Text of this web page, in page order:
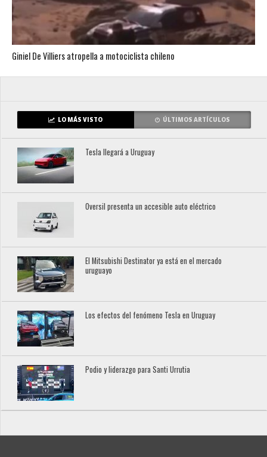
Giniel De Villiers atropella a motociclista chileno
LO MÁS VISTO ÚLTIMOS ARTÍCULOS
Tesla llegará a Uruguay
Oversil presenta un accesible auto eléctrico
El Mitsubishi Destinator ya está en el mercado
uruguayo
Los efectos del fenómeno Tesla en Uruguay
Podio y liderazgo para Santi Urrutia